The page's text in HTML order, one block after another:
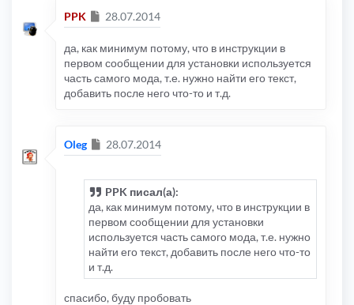
PPK Сообщение
28.07.2014
да, как минимум потому, что в инструкции в
первом сообщении для установки используется
часть самого мода, т.е. нужно найти его текст,
добавить после него что-то и т.д.
Oleg Сообщение
28.07.2014
PPK писал(а):
да, как минимум потому, что в инструкции в
первом сообщении для установки
используется часть самого мода, т.е. нужно
найти его текст, добавить после него что-то
и т.д.
спасибо, буду пробовать